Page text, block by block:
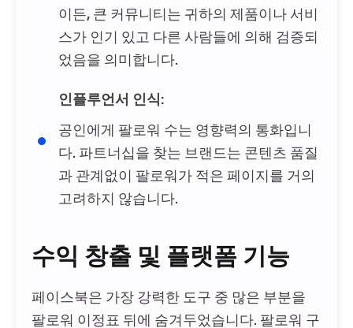
이든, 큰 커뮤니티는 귀하의 제품이나 서비
스가 인기 있고 다른 사람들에 의해 검증되
었음을 의미합니다.
인플루언서 인식:
공인에게 팔로워 수는 영향력의 통화입니
다. 파트너십을 찾는 브랜드는 콘텐츠 품질
과 관계없이 팔로워가 적은 페이지를 거의
고려하지 않습니다.
수익 창출 및 플랫폼 기능
페이스북은 가장 강력한 도구 중 많은 부분을
팔로워 이정표 뒤에 숨겨두었습니다. 팔로워 구